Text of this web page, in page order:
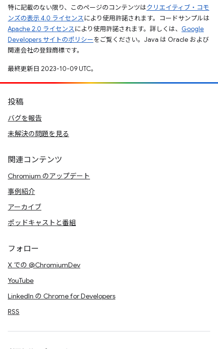
特に記載のない限り、このページのコンテンツはクリエイティブ・コモ
ンズの表示 4.0 ライセンスにより使用許諾されます。コードサンプルは
Apache 2.0 ライセンスにより使用許諾されます。詳しくは、 Google
Developers サイトのポリシーをご覧ください。Java は Oracle および
関連会社の登録商標です。
最終更新日 2023-10-09 UTC。
投稿
バグを報告
未解決の問題を見る
関連コンテンツ
Chromium のアップデート
事例紹介
アーカイブ
ポッドキャストと番組
フォロー
X での @ChromiumDev
YouTube
LinkedIn の Chrome for Developers
RSS